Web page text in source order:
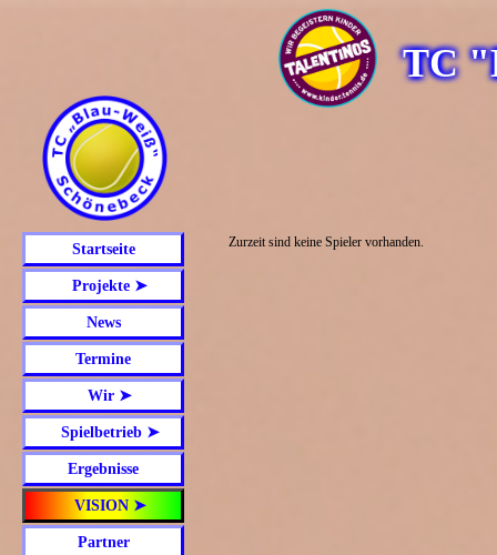
TC
Startseite
Projekte ➤
News
Termine
Wir ➤
Spielbetrieb ➤
Ergebnisse
VISION ➤
Partner
Zurzeit sind keine Spieler vorhanden.